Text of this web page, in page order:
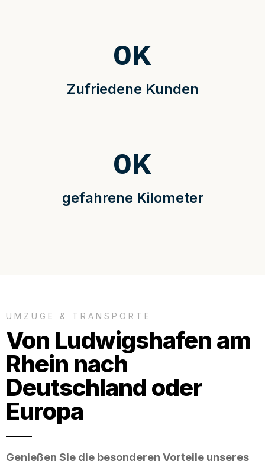
Zufriedene Kunden
0K
gefahrene Kilometer
0K
UMZÜGE & TRANSPORTE
Von Ludwigshafen am
Rhein nach
Deutschland oder
Europa
Genießen Sie die besonderen Vorteile unseres